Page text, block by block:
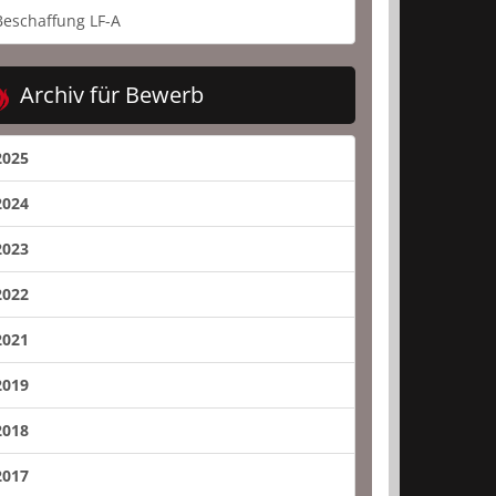
LF-A
Archiv für Bewerb